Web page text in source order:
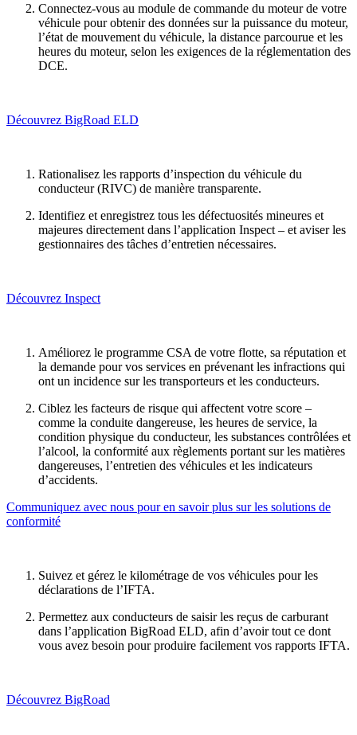
Connectez-vous au module de commande du moteur de votre
véhicule pour obtenir des données sur la puissance du moteur,
l’état de mouvement du véhicule, la distance parcourue et les
heures du moteur, selon les exigences de la réglementation des
DCE.
Découvrez BigRoad ELD
Rationalisez les rapports d’inspection du véhicule du
conducteur (RIVC) de manière transparente.
Identifiez et enregistrez tous les défectuosités mineures et
majeures directement dans l’application Inspect – et aviser les
gestionnaires des tâches d’entretien nécessaires.
Découvrez Inspect
Améliorez le programme CSA de votre flotte, sa réputation et
la demande pour vos services en prévenant les infractions qui
ont un incidence sur les transporteurs et les conducteurs.
Ciblez les facteurs de risque qui affectent votre score –
comme la conduite dangereuse, les heures de service, la
condition physique du conducteur, les substances contrôlées et
l’alcool, la conformité aux règlements portant sur les matières
dangereuses, l’entretien des véhicules et les indicateurs
d’accidents.
Communiquez avec nous pour en savoir plus sur les solutions de
conformité
Suivez et gérez le kilométrage de vos véhicules pour les
déclarations de l’IFTA.
Permettez aux conducteurs de saisir les reçus de carburant
dans l’application BigRoad ELD, afin d’avoir tout ce dont
vous avez besoin pour produire facilement vos rapports IFTA.
Découvrez BigRoad